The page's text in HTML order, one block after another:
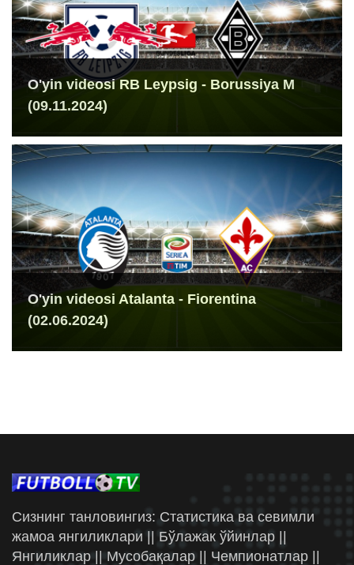
O'yin videosi RB Leypsig - Borussiya M
(09.11.2024)
O'yin videosi Atalanta - Fiorentina
(02.06.2024)
Сизнинг танловингиз: Статистика ва севимли
жамоа янгиликлари || Бўлажак ўйинлар ||
Янгиликлар || Мусобақалар || Чемпионатлар ||